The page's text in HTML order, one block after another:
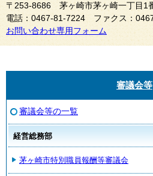
〒253-8686 茅ヶ崎市茅ヶ崎一丁目1
電話：0467-81-7224 ファクス：
お問い合わせ専用フォーム
審議会等
審議会等の一覧
経営総務部
茅ヶ崎市特別職員報酬等審議会